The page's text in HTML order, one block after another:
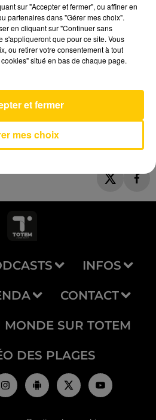
SURVIVOR
AVEYRON NORD
INFOS
CONTACT
MONDE SUR TOTEM
DES PLAGES
sur "Accepter et fermer", ou affiner en
partenaires dans "Gérer mes choix".
en cliquant sur "Continuer sans
s'appliqueront que pour ce site. Vous
ou retirer votre consentement à tout
situé en bas de chaque page.
mes choix
et fermer